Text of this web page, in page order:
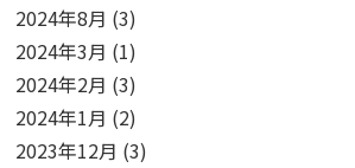
2024年8月 (3)
2024年3月 (1)
2024年2月 (3)
2024年1月 (2)
2023年12月 (3)